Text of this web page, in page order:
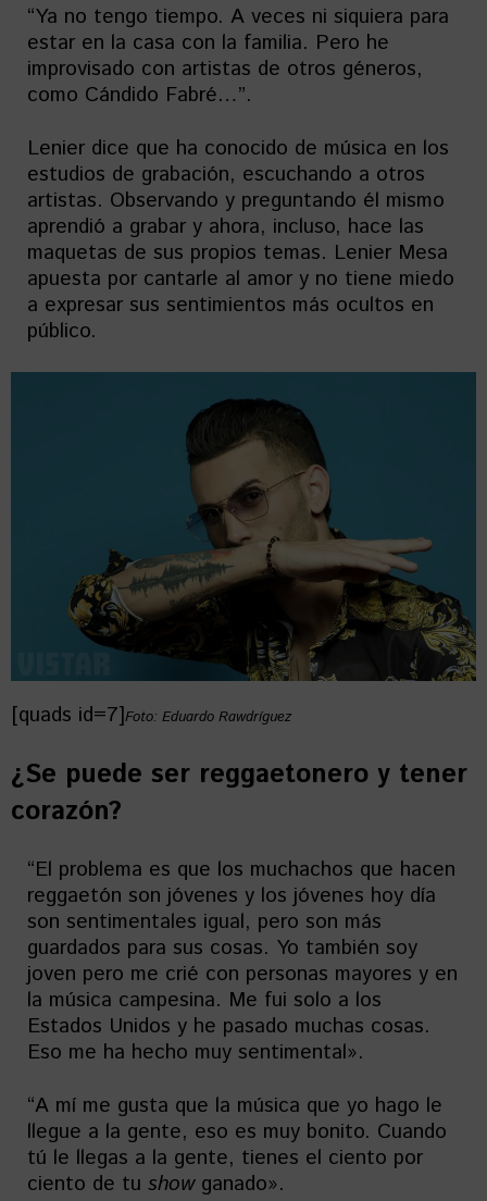
“Ya no tengo tiempo. A veces ni siquiera para
estar en la casa con la familia. Pero he
improvisado con artistas de otros géneros,
como Cándido Fabré…”.
Lenier dice que ha conocido de música en los
estudios de grabación, escuchando a otros
artistas. Observando y preguntando él mismo
aprendió a grabar y ahora, incluso, hace las
maquetas de sus propios temas. Lenier Mesa
apuesta por cantarle al amor y no tiene miedo
a expresar sus sentimientos más ocultos en
público.
[quads id=7]Foto: Eduardo Rawdríguez
¿Se puede ser reggaetonero y tener
corazón?
“El problema es que los muchachos que hacen
reggaetón son jóvenes y los jóvenes hoy día
son sentimentales igual, pero son más
guardados para sus cosas. Yo también soy
joven pero me crié con personas mayores y en
la música campesina. Me fui solo a los
Estados Unidos y he pasado muchas cosas.
Eso me ha hecho muy sentimental».
“A mí me gusta que la música que yo hago le
llegue a la gente, eso es muy bonito. Cuando
tú le llegas a la gente, tienes el ciento por
ciento de tu showganado».